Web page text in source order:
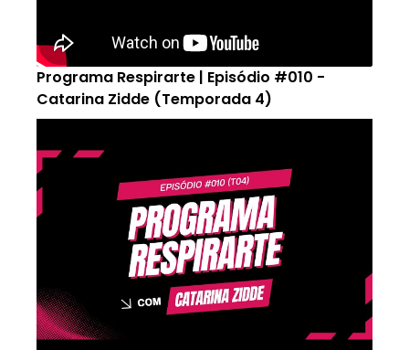
Programa Respirarte | Episódio #010 -
Catarina Zidde (Temporada 4)